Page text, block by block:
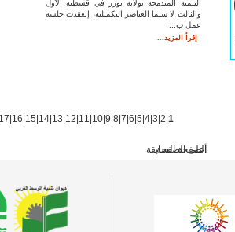
التنمية المندمجة بولاية توزر في قسطيه الأول
والثالث لا سيما العناصر التكميلية، إنعقدت جلسة
عمل ب...
إقرأ المزيد...
1
2
3
|
4
5
6
7
|
8
9
|
10
11
12
13
|
14
15
16
17
الصفحة السابقة
أعلى الصفحة